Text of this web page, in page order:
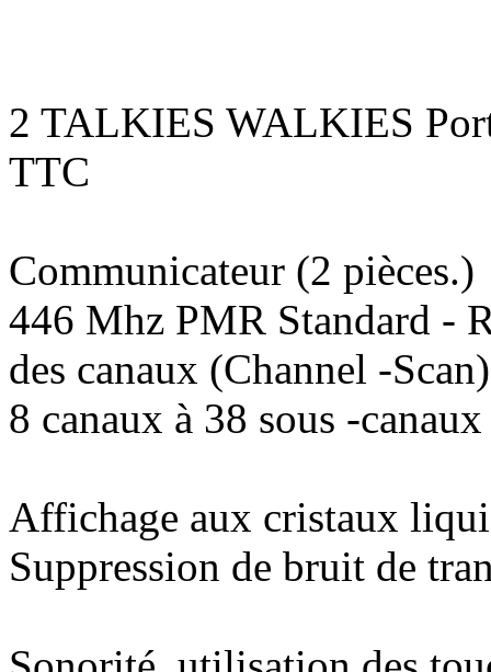
2 TALKIES WALKIES
TTC
Communicateur (2 pièces.)
446 Mhz PMR Standard -
des canaux (Channel -
8 canaux à 38 sous -
Affichage aux cristaux
Suppression de bruit de